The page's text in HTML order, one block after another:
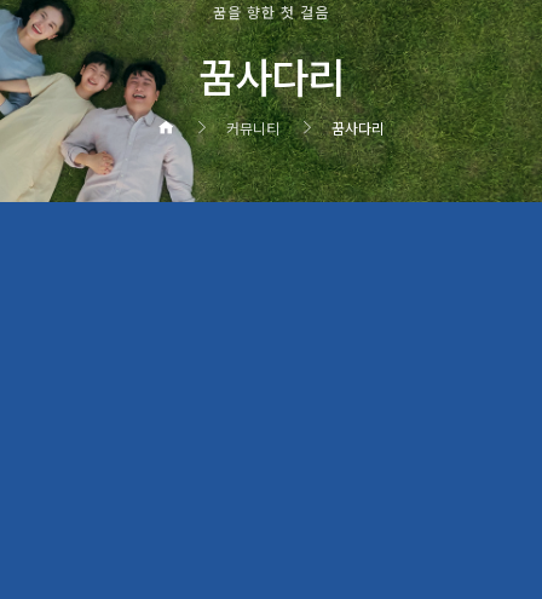
꿈을 향한 첫 걸음
꿈사다리
커뮤니티 꿈사다리